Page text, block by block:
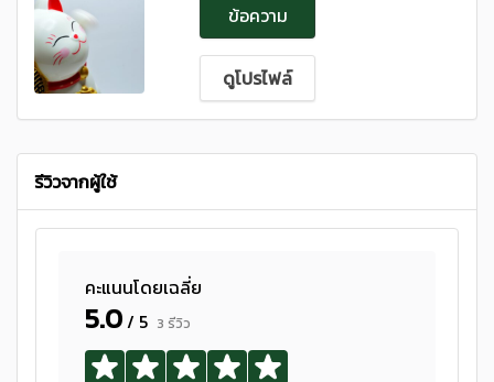
ข้อความ
ดูโปรไฟล์
รีวิวจากผู้ใช้
คะแนนโดยเฉลี่ย
5.0/ 5 3 รีวิว